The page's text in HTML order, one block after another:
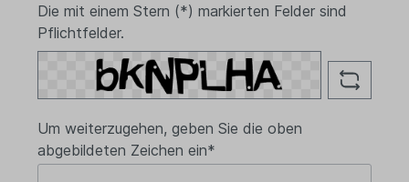
Die mit einem Stern (*) markierten Felder sind
Pflichtfelder.
Um weiterzugehen, geben Sie die oben
abgebildeten Zeichen ein*